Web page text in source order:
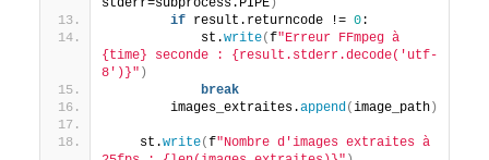
stderr=subprocess.PIPE)
if result.returncode != 0:
            st.
write(f"Erreur FFmpeg à
{time} seconde : {result.stderr.decode('utf-
8')}" )
break
        images_extraites.
append(image_path)
    st.
write(f"Nombre d'images extraites à